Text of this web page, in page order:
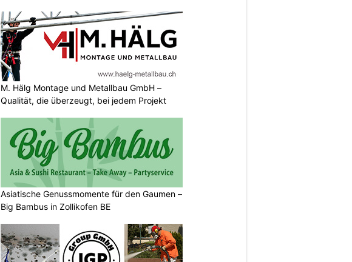
M. Hälg Montage und Metallbau GmbH –
Qualität, die überzeugt, bei jedem Projekt
Asiatische Genussmomente für den Gaumen –
Big Bambus in Zollikofen BE